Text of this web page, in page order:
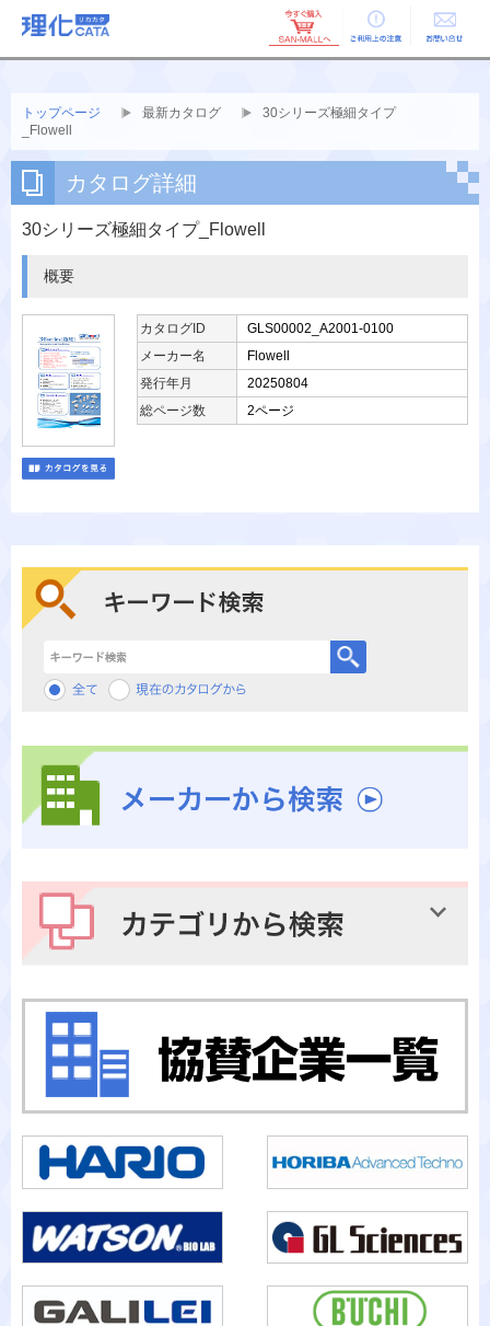
ご利用上の お問い合せ
トップページ 最新カタログ
30シリーズ極細タイプ
_Flowell
カタログ詳細
30シリーズ極細タイプ_Flowell
概要
カタログID
GLS00002_A2001-0100
メーカー名
Flowell
発行年月
20250804
総ページ数
2ページ
キーワード検索